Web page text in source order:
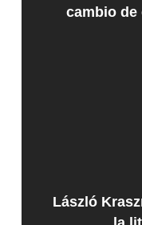
cambio de
László